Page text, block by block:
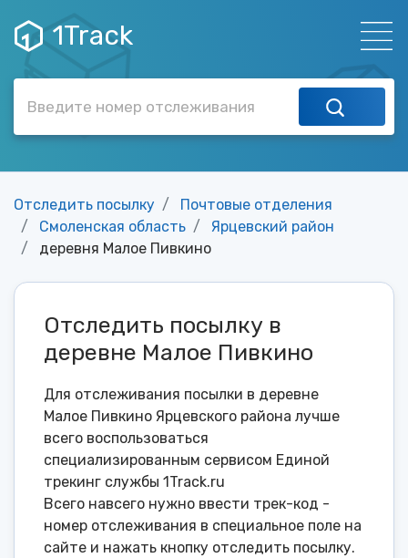
1Track
Отследить посылку
Почтовые отделения
Смоленская область
Ярцевский район
деревня Малое Пивкино
Отследить посылку в
деревне Малое Пивкино
Для отслеживания посылки в деревне
Малое Пивкино Ярцевского района лучше
всего воспользоваться
специализированным сервисом Единой
трекинг службы 1Track.ru
Всего навсего нужно ввести трек-код -
номер отслеживания в специальное поле на
сайте и нажать кнопку отследить посылку.